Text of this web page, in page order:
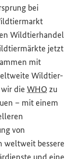
bei
Wildtierhandel
jetzt
mit
Wildtier-
die WHO zu
– mit einem
von
weltweit bessere